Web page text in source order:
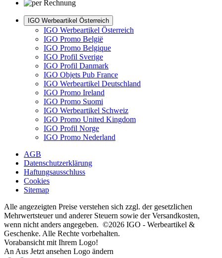
IGO Werbeartikel Österreich
IGO Werbeartikel Österreich
IGO Promo België
IGO Promo Belgique
IGO Profil Sverige
IGO Profil Danmark
IGO Objets Pub France
IGO Werbeartikel Deutschland
IGO Promo Ireland
IGO Promo Suomi
IGO Werbeartikel Schweiz
IGO Promo United Kingdom
IGO Profil Norge
IGO Promo Nederland
AGB
Datenschutzerklärung
Haftungsausschluss
Cookies
Sitemap
Alle angezeigten Preise verstehen sich zzgl. der gesetzlichen
Mehrwertsteuer und anderer Steuern sowie der Versandkosten,
wenn nicht anders angegeben. ©2026 IGO - Werbeartikel &
Geschenke. Alle Rechte vorbehalten.
Vorabansicht mit Ihrem Logo!
An Aus Jetzt ansehen Logo ändern